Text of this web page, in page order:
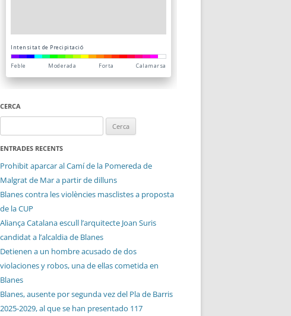
CERCA
ENTRADES RECENTS
Prohibit aparcar al Camí de la Pomereda de
Malgrat de Mar a partir de dilluns
Blanes contra les violències masclistes a proposta
de la CUP
Aliança Catalana escull l’arquitecte Joan Suris
candidat a l’alcaldia de Blanes
Detienen a un hombre acusado de dos
violaciones y robos, una de ellas cometida en
Blanes
Blanes, ausente por segunda vez del Pla de Barris
2025-2029, al que se han presentado 117